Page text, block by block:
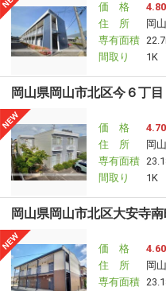
価 格
住 所
岡
専有面積
間取り
1K
岡山県岡山市北区今６丁目
価 格
住 所
岡
専有面積
間取り
1K
岡山県岡山市北区大安寺
価 格
住 所
岡
専有面積